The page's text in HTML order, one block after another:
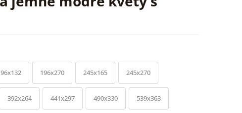
196x270 245x165 245x270
392x264 441x297 490x330 539x363